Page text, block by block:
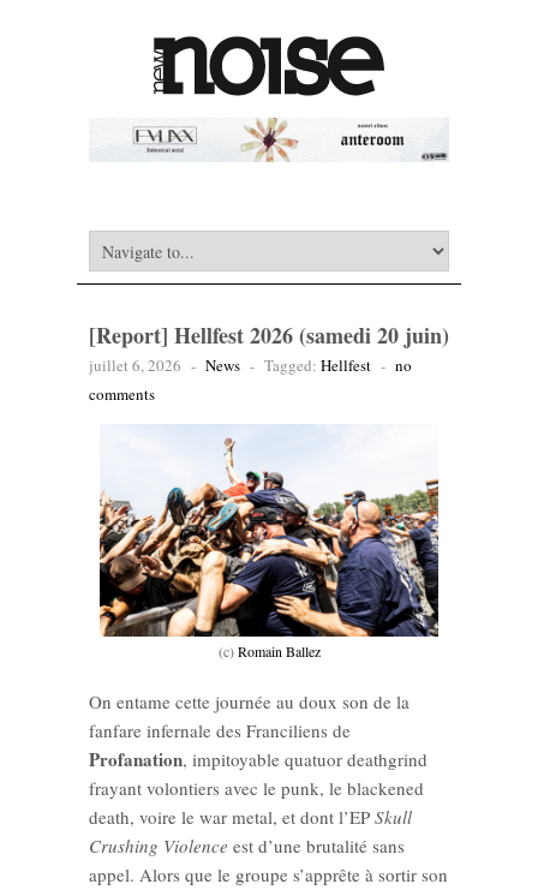
[Report] Hellfest 2026 (samedi 20 juin)
juillet 6, 2026 - News - Tagged: Hellfest - no
comments
(c)Romain Ballez
On entame cette journée au doux son de la
fanfare infernale des Franciliens de
Profanation, impitoyable quatuor deathgrind
frayant volontiers avec le punk, le blackened
death, voire le war metal, et dont l’EP Skull
Crushing Violence est d’une brutalité sans
appel. Alors que le groupe s’apprête à sortir son